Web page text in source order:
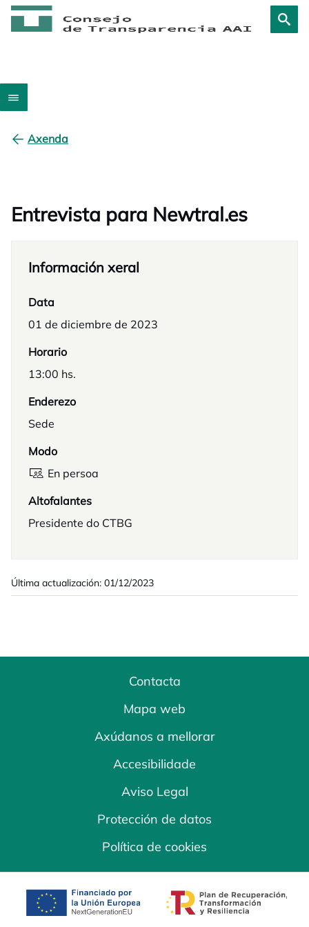
Axenda
Entrevista para Newtral.es
Información xeral
Data
01 de diciembre de 2023
Horario
13:00 hs.
Enderezo
Sede
Modo
En persoa
Altofalantes
Presidente do CTBG
Última actualización: 01/12/2023
Contacta
Mapa web
Axúdanos a mellorar
Accesibilidade
Aviso Legal
Protección de datos
Política de cookies
opens in a new tab opens in a new